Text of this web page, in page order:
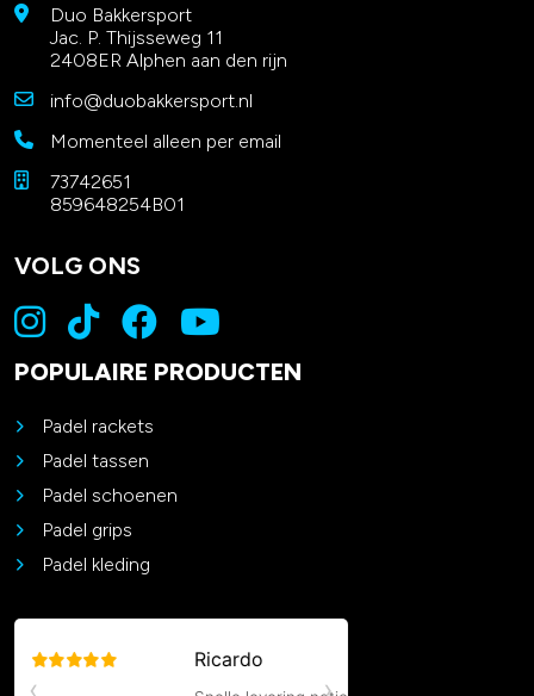
Duo Bakkersport
Jac. P. Thijsseweg 11
2408ER Alphen aan den rijn
info@duobakkersport.nl
Momenteel alleen per email
73742651
859648254B01
VOLG ONS
POPULAIRE PRODUCTEN
Padel rackets
Padel tassen
Padel schoenen
Padel grips
Padel kleding